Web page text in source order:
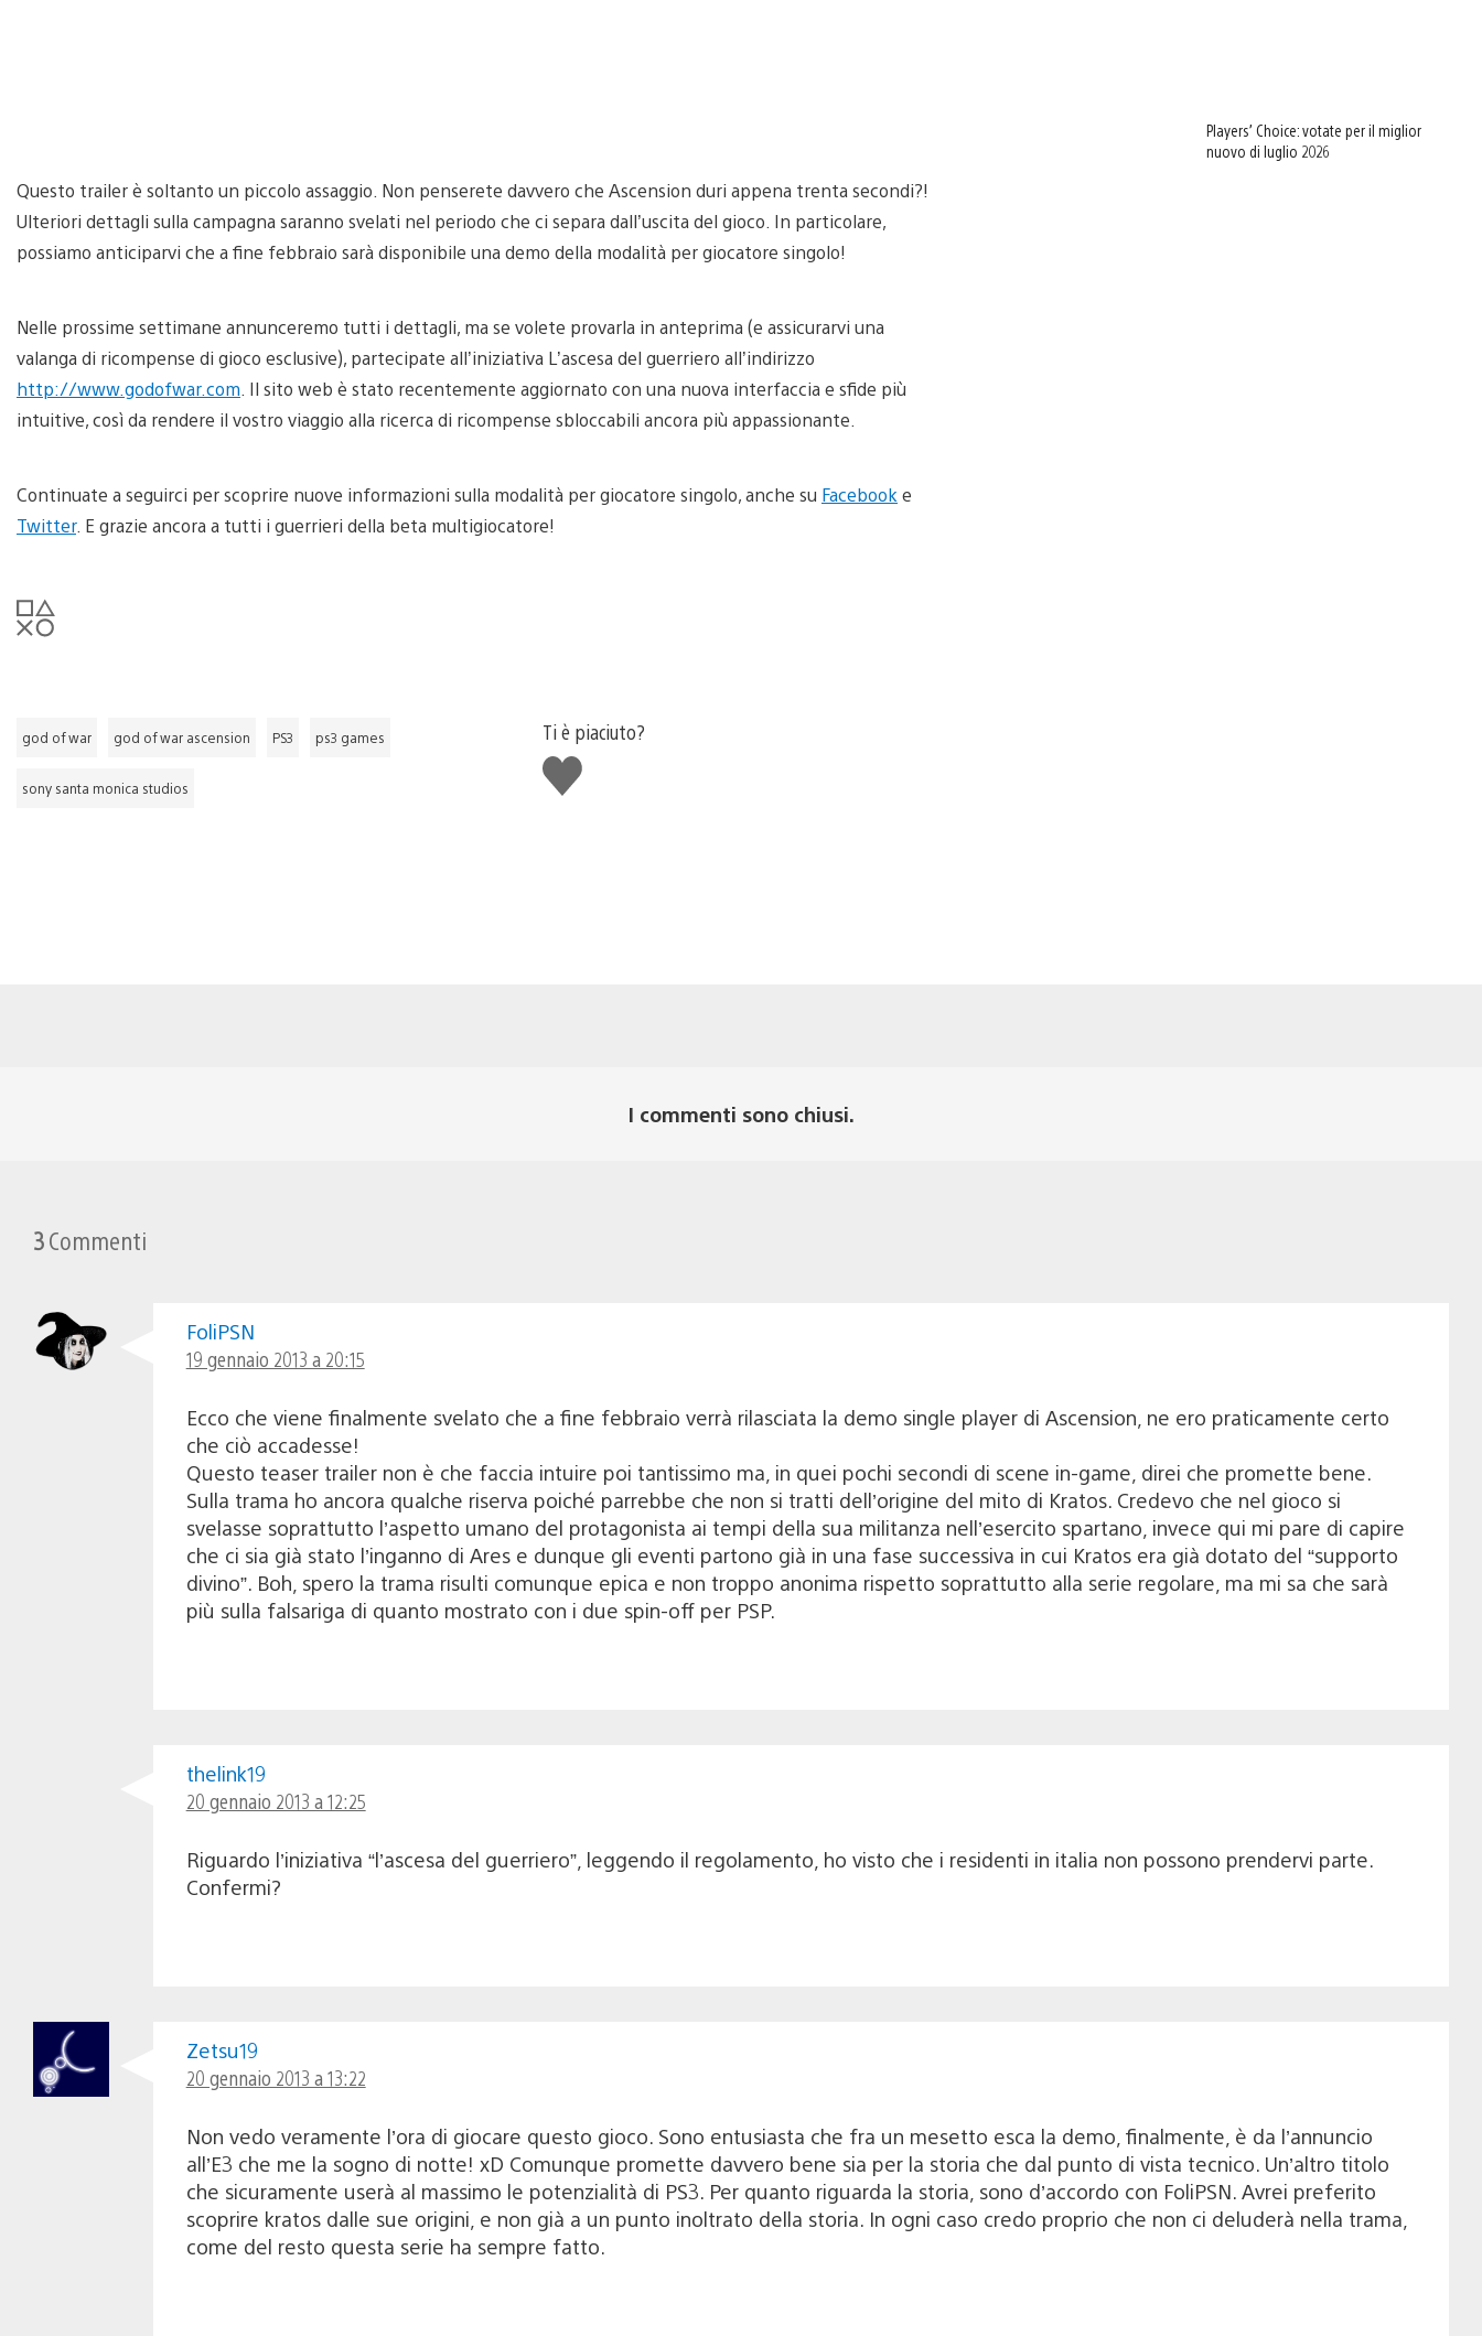
Questo trailer è soltanto un piccolo assaggio. Non penserete davvero che Ascension duri appena trenta secondi?!
Ulteriori dettagli sulla campagna saranno svelati nel periodo che ci separa dall’uscita del gioco. In particolare,
possiamo anticiparvi che a fine febbraio sarà disponibile una demo della modalità per giocatore singolo!
Nelle prossime settimane annunceremo tutti i dettagli, ma se volete provarla in anteprima (e assicurarvi una
valanga di ricompense di gioco esclusive), partecipate all’iniziativa L’ascesa del guerriero all’indirizzo
http://www.godofwar.com . Il sito web è stato recentemente aggiornato con una nuova interfaccia e sfide più
intuitive, così da rendere il vostro viaggio alla ricerca di ricompense sbloccabili ancora più appassionante.
Continuate a seguirci per scoprire nuove informazioni sulla modalità per giocatore singolo, anche su Facebook e
Twitter. E grazie ancora a tutti i guerrieri della beta multigiocatore!
god of war god of war ascension PS3 ps3 games
sony santa monica studios
Ti è piaciuto?
Mi
piace
Players’ Choice: votate per il miglior
nuovo di luglio 2026
I commenti sono chiusi.
3Commenti
FoliPSN
19 gennaio 2013 a 20:15
Ecco che viene finalmente svelato che a fine febbraio verrà rilasciata la demo single player di Ascension, ne ero praticamente certo
che ciò accadesse!
Questo teaser trailer non è che faccia intuire poi tantissimo ma, in quei pochi secondi di scene in-game, direi che promette bene.
Sulla trama ho ancora qualche riserva poiché parrebbe che non si tratti dell’origine del mito di Kratos. Credevo che nel gioco si
svelasse soprattutto l’aspetto umano del protagonista ai tempi della sua militanza nell’esercito spartano, invece qui mi pare di capire
che ci sia già stato l’inganno di Ares e dunque gli eventi partono già in una fase successiva in cui Kratos era già dotato del “supporto
divino”. Boh, spero la trama risulti comunque epica e non troppo anonima rispetto soprattutto alla serie regolare, ma mi sa che sarà
più sulla falsariga di quanto mostrato con i due spin-off per PSP.
thelink19
20 gennaio 2013 a 12:25
Riguardo l’iniziativa “l’ascesa del guerriero”, leggendo il regolamento, ho visto che i residenti in italia non possono prendervi parte.
Confermi?
Zetsu19
20 gennaio 2013 a 13:22
Non vedo veramente l’ora di giocare questo gioco. Sono entusiasta che fra un mesetto esca la demo, finalmente, è da l’annuncio
all’E3 che me la sogno di notte! xD Comunque promette davvero bene sia per la storia che dal punto di vista tecnico. Un’altro titolo
che sicuramente userà al massimo le potenzialità di PS3. Per quanto riguarda la storia, sono d’accordo con FoliPSN. Avrei preferito
scoprire kratos dalle sue origini, e non già a un punto inoltrato della storia. In ogni caso credo proprio che non ci deluderà nella trama,
come del resto questa serie ha sempre fatto.